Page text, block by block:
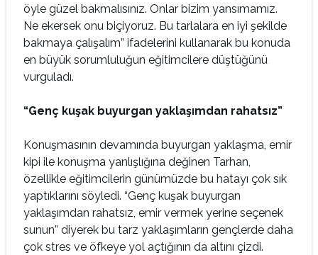
öyle güzel bakmalısınız. Onlar bizim yansımamız.
Ne ekersek onu biçiyoruz. Bu tarlalara en iyi şekilde
bakmaya çalışalım” ifadelerini kullanarak bu konuda
en büyük sorumluluğun eğitimcilere düştüğünü
vurguladı.
“Genç kuşak buyurgan yaklaşımdan rahatsız”
Konuşmasının devamında buyurgan yaklaşma, emir
kipi ile konuşma yanlışlığına değinen Tarhan,
özellikle eğitimcilerin günümüzde bu hatayı çok sık
yaptıklarını söyledi. “Genç kuşak buyurgan
yaklaşımdan rahatsız, emir vermek yerine seçenek
sunun” diyerek bu tarz yaklaşımların gençlerde daha
çok stres ve öfkeye yol açtığının da altını çizdi.